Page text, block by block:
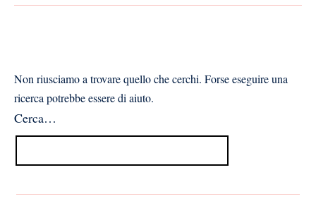
Non riusciamo a trovare quello che cerchi. Forse eseguire una
ricerca potrebbe essere di aiuto.
Cerca…